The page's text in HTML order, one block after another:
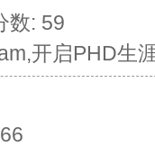
数: 59
开启PHD生